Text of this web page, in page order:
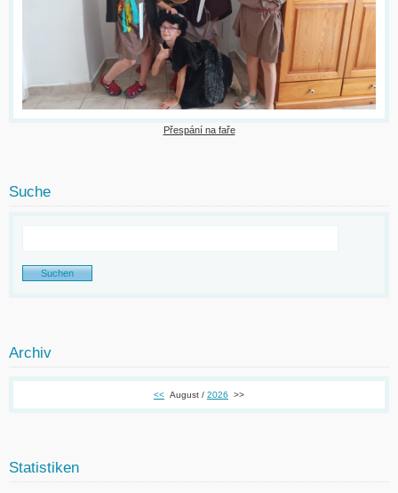
Přespání na faře
Suche
Archiv
<< August / 2026 >>
Statistiken